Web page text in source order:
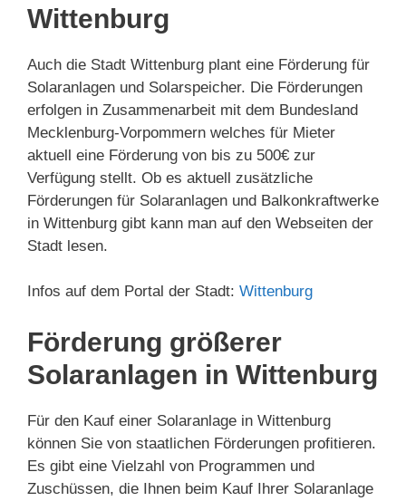
Wittenburg
Auch die Stadt Wittenburg plant eine Förderung für
Solaranlagen und Solarspeicher. Die Förderungen
erfolgen in Zusammenarbeit mit dem Bundesland
Mecklenburg-Vorpommern welches für Mieter
aktuell eine Förderung von bis zu 500€ zur
Verfügung stellt. Ob es aktuell zusätzliche
Förderungen für Solaranlagen und Balkonkraftwerke
in Wittenburg gibt kann man auf den Webseiten der
Stadt lesen.
Infos auf dem Portal der Stadt: Wittenburg
Förderung größerer
Solaranlagen in Wittenburg
Für den Kauf einer Solaranlage in Wittenburg
können Sie von staatlichen Förderungen profitieren.
Es gibt eine Vielzahl von Programmen und
Zuschüssen, die Ihnen beim Kauf Ihrer Solaranlage